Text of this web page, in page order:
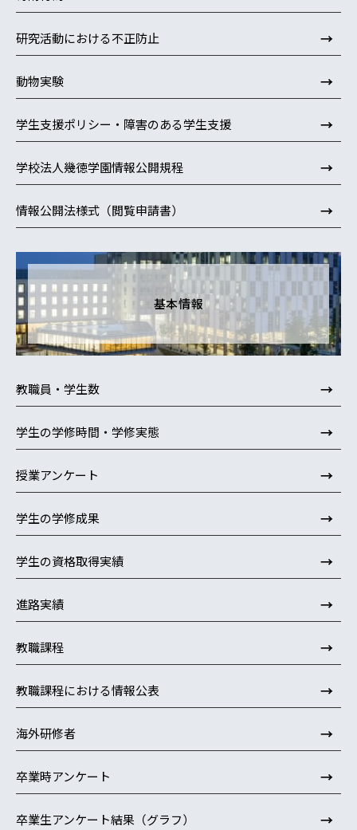
研究活動における不正防止 →
動物実験 →
学生支援ポリシー・障害のある学生支援 →
学校法人幾徳学園情報公開規程 →
情報公開法様式（閲覧申請書） →
基本情報
教職員・学生数 →
学生の学修時間・学修実態 →
授業アンケート →
学生の学修成果 →
学生の資格取得実績 →
進路実績 →
教職課程 →
教職課程における情報公表 →
海外研修者 →
卒業時アンケート →
卒業生アンケート結果（グラフ） →